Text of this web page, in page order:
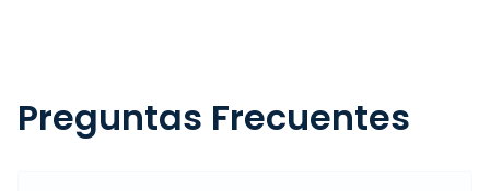
Preguntas Frecuentes